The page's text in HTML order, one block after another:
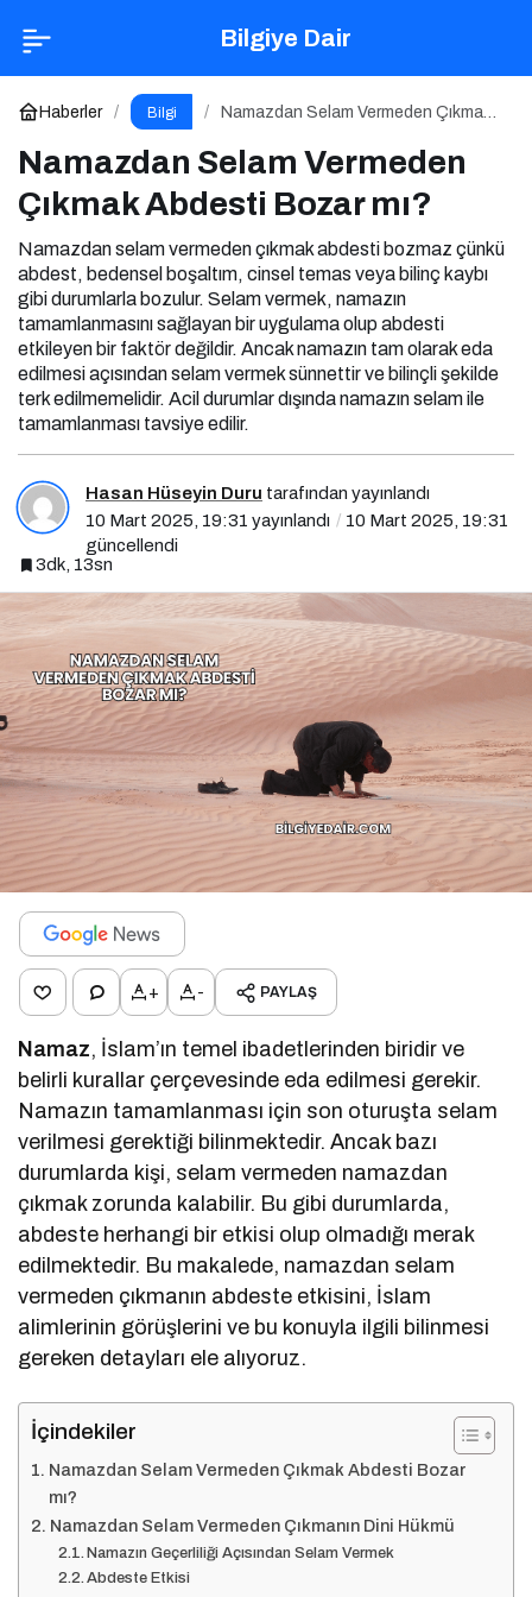
Bilgiye Dair
Haberler Bilgi
Namazdan Selam Vermeden Çıkmak
Namazdan Selam Vermeden
Çıkmak Abdesti Bozar mı?
Namazdan selam vermeden çıkmak abdesti bozmaz çünkü
abdest, bedensel boşaltım, cinsel temas veya bilinç kaybı
gibi durumlarla bozulur. Selam vermek, namazın
tamamlanmasını sağlayan bir uygulama olup abdesti
etkileyen bir faktör değildir. Ancak namazın tam olarak eda
edilmesi açısından selam vermek sünnettir ve bilinçli şekilde
terk edilmemelidir. Acil durumlar dışında namazın selam ile
tamamlanması tavsiye edilir.
Hasan Hüseyin Duru tarafından yayınlandı
10 Mart 2025, 19:31 yayınlandı
10 Mart 2025, 19:31
güncellendi
3dk, 13sn
+ - PAYLAŞ
Namaz, İslam’ın temel ibadetlerinden biridir ve
belirli kurallar çerçevesinde eda edilmesi gerekir.
Namazın tamamlanması için son oturuşta selam
verilmesi gerektiği bilinmektedir. Ancak bazı
durumlarda kişi, selam vermeden namazdan
çıkmak zorunda kalabilir. Bu gibi durumlarda,
abdeste herhangi bir etkisi olup olmadığı merak
edilmektedir. Bu makalede, namazdan selam
vermeden çıkmanın abdeste etkisini, İslam
alimlerinin görüşlerini ve bu konuyla ilgili bilinmesi
gereken detayları ele alıyoruz.
İçindekiler
Namazdan Selam Vermeden Çıkmak Abdesti Bozar
mı?
Namazdan Selam Vermeden Çıkmanın Dini Hükmü
Namazın Geçerliliği Açısından Selam Vermek
Abdeste Etkisi
Namazdan Selam Vermeden Çıkmak Abdesti
Bozar mı?